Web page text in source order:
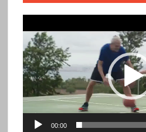
de
vídeo
00:00